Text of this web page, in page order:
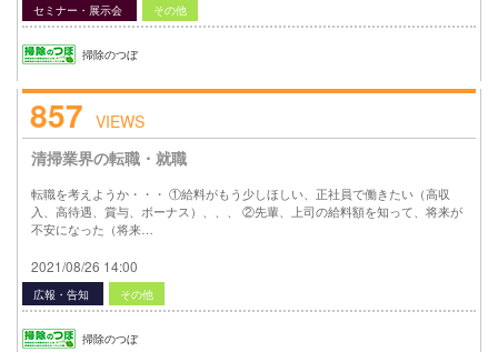
セミナー・展示会 その他
掃除のつぼ
857 VIEWS
清掃業界の転職・就職
転職を考えようか・・・ ①給料がもう少しほしい、正社員で働きたい（高収
入、高待遇、賞与、ボーナス）、、、 ②先輩、上司の給料額を知って、将来が
不安になった（将来…
2021/08/26 14:00
広報・告知 その他
掃除のつぼ